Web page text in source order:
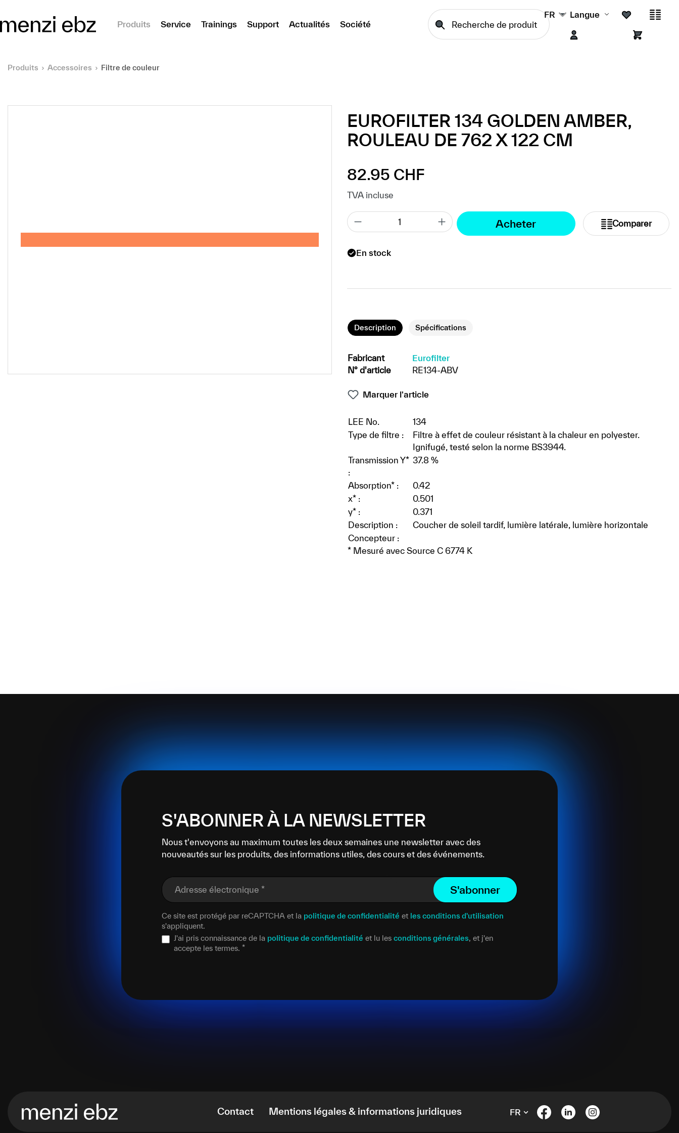
Produits
Service Trainings Support Actualités Société
FR Langue
Produits Accessoires Filtre de couleur
EUROFILTER 134 GOLDEN AMBER,
ROULEAU DE 762 X 122 CM
Prix régulier :
82.95 CHF
TVA incluse
Acheter Comparer
En stock
Description Spécifications
Fabricant
Eurofilter
N° d'article
RE134-ABV
Marquer l'article
LEE No.
134
Type de filtre :
Filtre à effet de couleur résistant à la chaleur en polyester.
Ignifugé, testé selon la norme BS3944.
Transmission Y*
:
37.8 %
Absorption* :
0.42
x* :
0.501
y* :
0.371
Description :
Coucher de soleil tardif, lumière latérale, lumière horizontale
Concepteur :
* Mesuré avec Source C 6774 K
S'ABONNER À LA NEWSLETTER
Nous t'envoyons au maximum toutes les deux semaines une newsletter avec des
nouveautés sur les produits, des informations utiles, des cours et des événements.
Adresse électronique * S'abonner
Ce site est protégé par reCAPTCHA et la politique de confidentialité et les conditions d'utilisation
s'appliquent.
J'ai pris connaissance de la politique de confidentialité et lu les conditions générales, et j'en
accepte les termes. *
Contact Mentions légales & informations juridiques FR